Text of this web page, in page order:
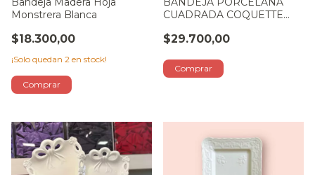
Monstrera Blanca
$18.300,00
¡Solo quedan 2 en stock!
CUADRADA COQUETTE
$29.700,00